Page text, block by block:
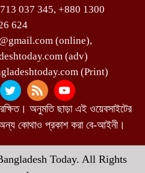
037 345, +880 1300
624
(online),
(adv)
(Print)
অনুমতি ছাড়া এই ওয়েবসাইটের
কোথাও প্রকাশ করা বে-আইনী।
Today. All Rights